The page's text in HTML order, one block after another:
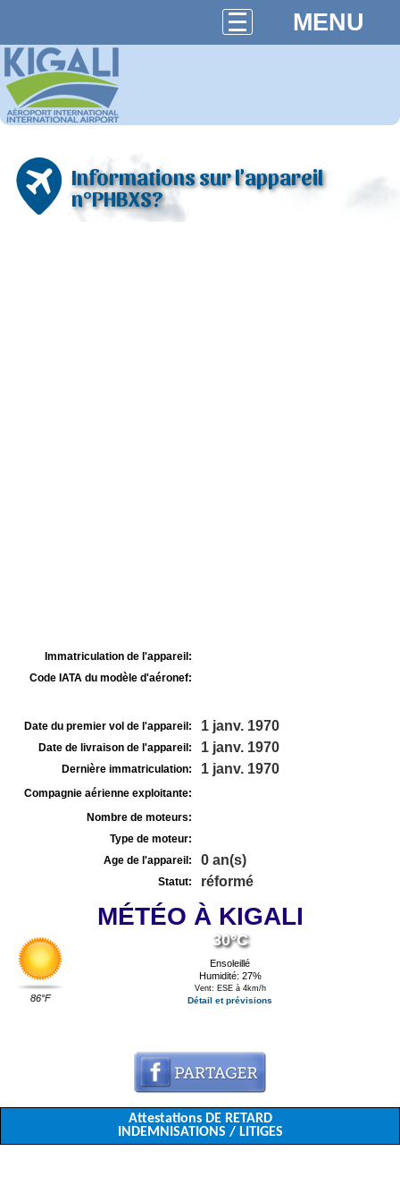
MENU
Informations sur l'appareil
n°PHBXS?
Immatriculation de l'appareil:
Code IATA du modèle d'aéronef:
Date du premier vol de l'appareil: 1 janv. 1970
Date de livraison de l'appareil: 1 janv. 1970
Dernière immatriculation: 1 janv. 1970
Compagnie aérienne exploitante:
Nombre de moteurs:
Type de moteur:
Age de l'appareil:
0 an(s)
Statut: réformé
MÉTÉO À KIGALI
86°F
30°C
Ensoleillé
Humidité: 27%
Vent: ESE à 4km/h
Détail et prévisions
Attestations DE RETARD
INDEMNISATIONS / LITIGES